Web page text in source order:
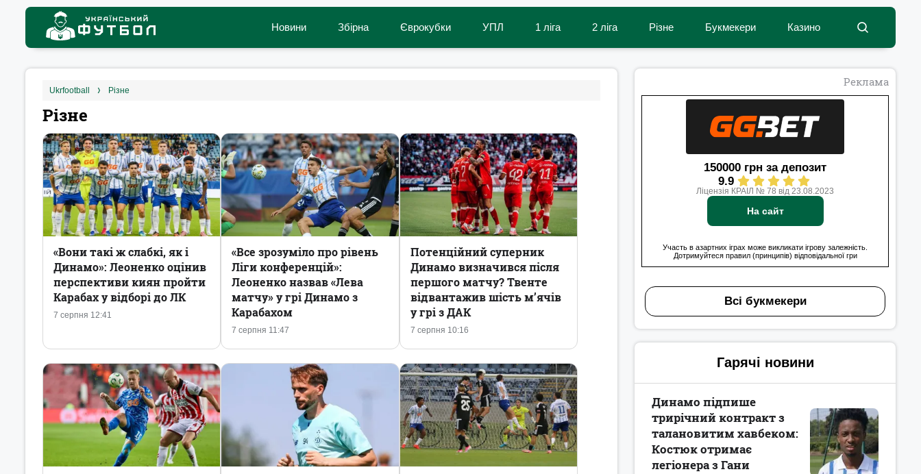
Новини Збірна Єврокубки УПЛ 1 ліга 2 ліга Різне Букмекери Казино
ukrfootball Різне
Різне
7 серпня 12:41
«Вони такі ж слабкі, як і
Динамо»: Леоненко оцінив
перспективи киян пройти
Карабах у відборі до ЛК
7 серпня 11:47
«Все зрозуміло про рівень
Ліги конференцій»:
Леоненко назвав «Лева
матчу» у грі Динамо з
Карабахом
7 серпня 10:16
Потенційний суперник
Динамо визначився після
першого матчу? Твенте
відвантажив шість м’ячів
у грі з ДАК
Реклама
150000 грн за депозит
9.9
Ліцензія КРАІЛ № 78 від 23.08.2023
На сайт
Участь в азартних іграх може викликати ігрову залежність.
Дотримуйтеся правил (принципів) відповідальної гри
Всі букмекери
Гарячі новини
Динамо підпише
трирічний контракт з
талановитим хавбеком:
Костюк отримає
легіонера з Гани